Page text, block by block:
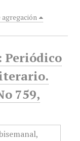
agregación
Periódico
759,